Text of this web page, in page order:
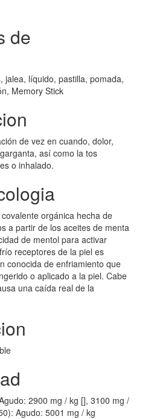
de
jalea, líquido, pastilla, pomada,
Memory Stick
de vez en cuando, dolor,
así como la tos
o inhalado.
orgánica hecha de
a partir de los aceites de menta
de mentol para activar
receptores de la piel es
conocida de enfriamiento que
o aplicado a la piel. Cabe
una caída real de la
2900 mg / kg [], 3100 mg /
Agudo: 5001 mg / kg